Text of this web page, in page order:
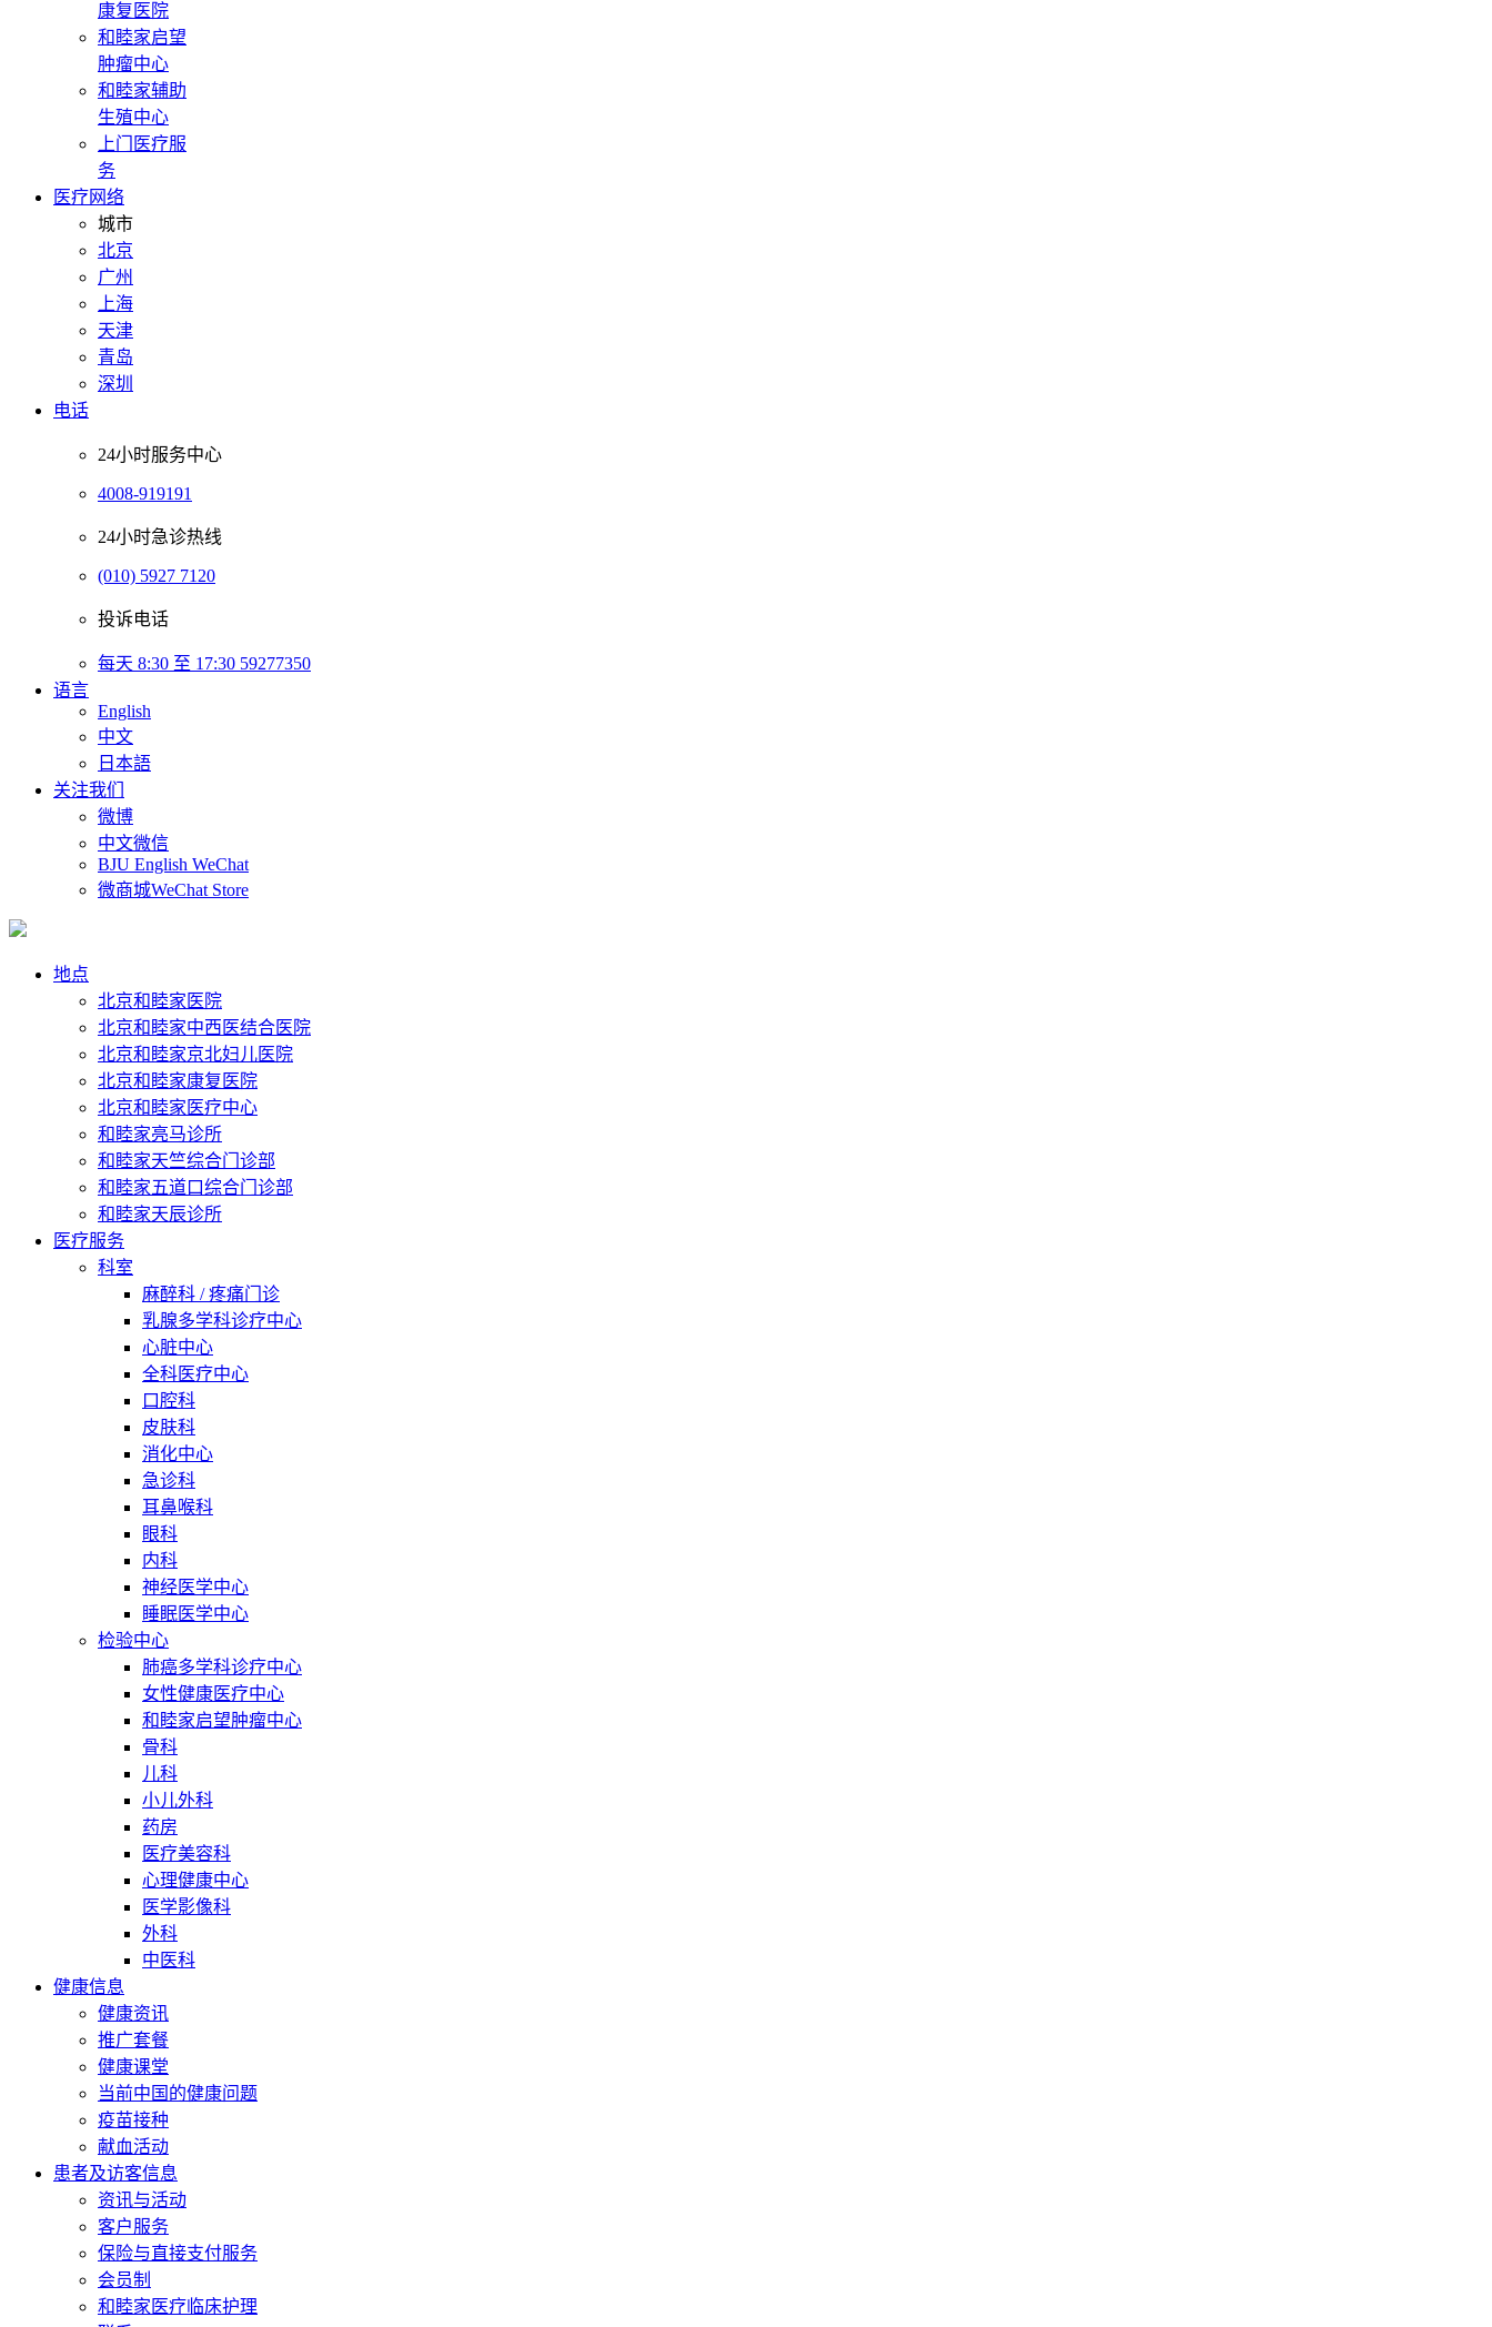
康复医院
和睦家启望
肿瘤中心
和睦家辅助
生殖中心
上门医疗服
务
医疗网络
城市
北京
广州
上海
天津
青岛
深圳
电话
24小时服务中心
4008-919191
24小时急诊热线
(010) 5927 7120
投诉电话
每天 8:30 至 17:30 59277350
语言
English
中文
日本語
关注我们
微博
中文微信
BJU English WeChat
微商城WeChat Store
地点
北京和睦家医院
北京和睦家中西医结合医院
北京和睦家京北妇儿医院
北京和睦家康复医院
北京和睦家医疗中心
和睦家亮马诊所
和睦家天竺综合门诊部
和睦家五道口综合门诊部
和睦家天辰诊所
医疗服务
科室
麻醉科 / 疼痛门诊
乳腺多学科诊疗中心
心脏中心
全科医疗中心
口腔科
皮肤科
消化中心
急诊科
耳鼻喉科
眼科
内科
神经医学中心
睡眠医学中心
检验中心
肺癌多学科诊疗中心
女性健康医疗中心
和睦家启望肿瘤中心
骨科
儿科
小儿外科
药房
医疗美容科
心理健康中心
医学影像科
外科
中医科
健康信息
健康资讯
推广套餐
健康课堂
当前中国的健康问题
疫苗接种
献血活动
患者及访客信息
资讯与活动
客户服务
保险与直接支付服务
会员制
和睦家医疗临床护理